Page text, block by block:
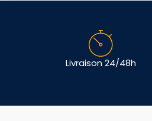
Livraison 24/48h